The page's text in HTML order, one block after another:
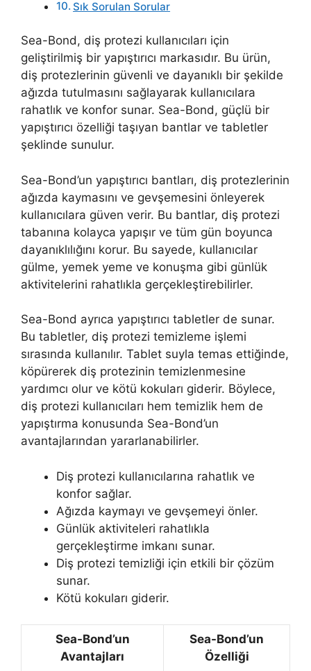
Sık Sorulan Sorular
Sea-Bond, diş protezi kullanıcıları için
geliştirilmiş bir yapıştırıcı markasıdır. Bu ürün,
diş protezlerinin güvenli ve dayanıklı bir şekilde
ağızda tutulmasını sağlayarak kullanıcılara
rahatlık ve konfor sunar. Sea-Bond, güçlü bir
yapıştırıcı özelliği taşıyan bantlar ve tabletler
şeklinde sunulur.
Sea-Bond’un yapıştırıcı bantları, diş protezlerinin
ağızda kaymasını ve gevşemesini önleyerek
kullanıcılara güven verir. Bu bantlar, diş protezi
tabanına kolayca yapışır ve tüm gün boyunca
dayanıklılığını korur. Bu sayede, kullanıcılar
gülme, yemek yeme ve konuşma gibi günlük
aktivitelerini rahatlıkla gerçekleştirebilirler.
Sea-Bond ayrıca yapıştırıcı tabletler de sunar.
Bu tabletler, diş protezi temizleme işlemi
sırasında kullanılır. Tablet suyla temas ettiğinde,
köpürerek diş protezinin temizlenmesine
yardımcı olur ve kötü kokuları giderir. Böylece,
diş protezi kullanıcıları hem temizlik hem de
yapıştırma konusunda Sea-Bond’un
avantajlarından yararlanabilirler.
Diş protezi kullanıcılarına rahatlık ve
konfor sağlar.
Ağızda kaymayı ve gevşemeyi önler.
Günlük aktiviteleri rahatlıkla
gerçekleştirme imkanı sunar.
Diş protezi temizliği için etkili bir çözüm
sunar.
Kötü kokuları giderir.
Sea-Bond’un
Avantajları
Sea-Bond’un
Özelliği